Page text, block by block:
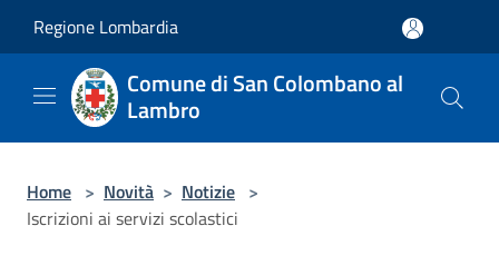
Regione Lombardia
Comune di San Colombano al
Lambro
Home > Novità > Notizie >
Iscrizioni ai servizi scolastici